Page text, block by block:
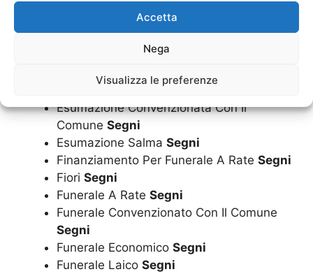
Accetta
Nega
Visualizza le preferenze
Diamantificazione Delle Ceneri
Disbrigo Pratiche FunerarieSegni
Dispersione CeneriSegni
Documentazione Funeraria
Segni
Esumazione Convenzionata Con Il
Comune Segni
Esumazione Salma Segni
Finanziamento Per Funerale A Rate Segni
Fiori Segni
Funerale A Rate Segni
Funerale Convenzionato Con Il Comune
Segni
Funerale Economico Segni
Funerale Laico Segni